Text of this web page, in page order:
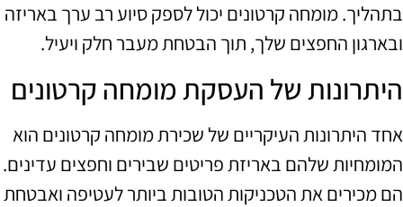
בתהליך. מומחה קרטונים יכול לספק סיוע רב ערך באריזה
ובארגון החפצים שלך, תוך הבטחת מעבר חלק ויעיל.
היתרונות של העסקת מומחה קרטונים
אחד היתרונות העיקריים של שכירת מומחה קרטונים הוא
המומחיות שלהם באריזת פריטים שבירים וחפצים עדינים.
הם מכירים את הטכניקות הטובות ביותר לעטיפה ואבטחת